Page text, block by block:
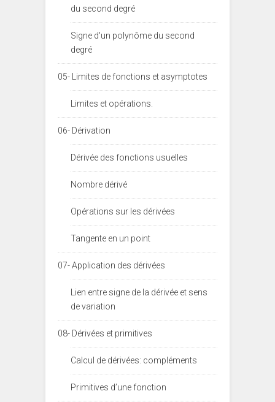
du second degré
Signe d'un polynôme du second
degré
05- Limites de fonctions et asymptotes
Limites et opérations.
06- Dérivation
Dérivée des fonctions usuelles
Nombre dérivé
Opérations sur les dérivées
Tangente en un point
07- Application des dérivées
Lien entre signe de la dérivée et sens
de variation
08- Dérivées et primitives
Calcul de dérivées: compléments
Primitives d’une fonction